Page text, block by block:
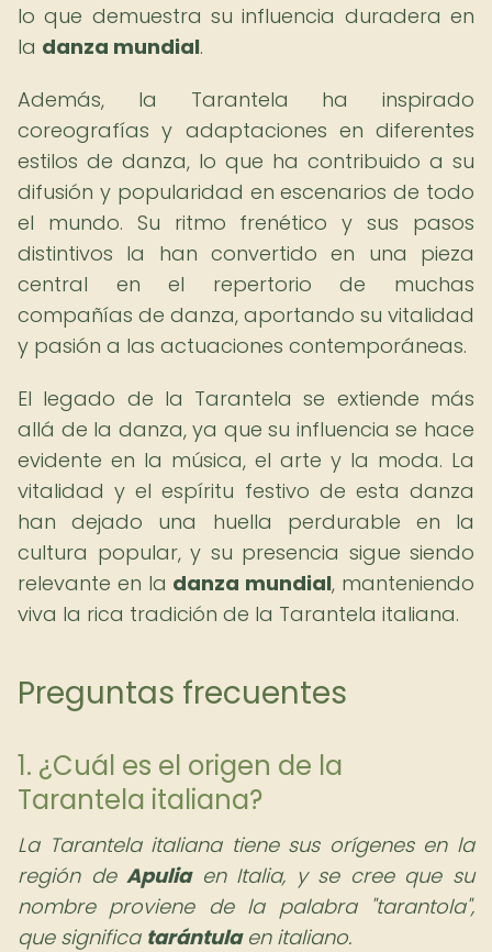
lo que demuestra su influencia duradera en
la danza mundial.
Además, la Tarantela ha inspirado
coreografías y adaptaciones en diferentes
estilos de danza, lo que ha contribuido a su
difusión y popularidad en escenarios de todo
el mundo. Su ritmo frenético y sus pasos
distintivos la han convertido en una pieza
central en el repertorio de muchas
compañías de danza, aportando su vitalidad
y pasión a las actuaciones contemporáneas.
El legado de la Tarantela se extiende más
allá de la danza, ya que su influencia se hace
evidente en la música, el arte y la moda. La
vitalidad y el espíritu festivo de esta danza
han dejado una huella perdurable en la
cultura popular, y su presencia sigue siendo
relevante en la danza mundial, manteniendo
viva la rica tradición de la Tarantela italiana.
Preguntas frecuentes
1. ¿Cuál es el origen de la
Tarantela italiana?
La Tarantela italiana tiene sus orígenes en la
región deApuliaen Italia, y se cree que su
nombre proviene de la palabra "tarantola",
que significa tarántulaen italiano.